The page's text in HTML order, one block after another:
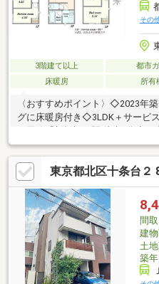
その
3階建て以上 都市
床暖房
所有
〈おすすめポイント〉◇2023年
グに床暖房付き◇3LDK＋サービ
東武池上線「下板橋」駅徒歩
105.7m2■間取り ：3LDK
土地面積 ：61.15m2■土地
北西側公道 約8.0～8.1m■用途
地域
東京都北区十条台２
間取
建
土
築年